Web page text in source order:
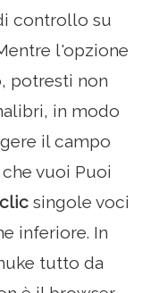
controllo su
l'opzione
potresti non
in modo
il campo
vuoi Puoi
singole voci
inferiore. In
tutto da